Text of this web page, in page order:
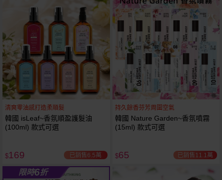
狂殺61折
清爽零油感打造柔順髮
韓國 isLeaf~香氛順盈護髮油
(100ml) 款式可選
$169 已銷售6.5萬
持久餘香芬芳周圍空氣
韓國 Nature Garden~香氛噴霧
(15ml) 款式可選
$65 已銷售11.1萬
限時6折